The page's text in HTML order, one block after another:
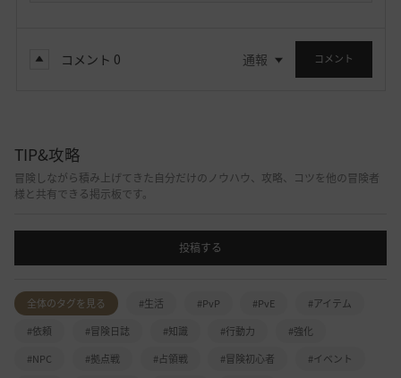
コメント 0 通報 コメント
TIP&攻略
冒険しながら積み上げてきた自分だけのノウハウ、攻略、コツを他の冒険者
様と共有できる掲示板です。
投稿する
全体のタグを見る #生活 #PvP #PvE
#アイテム
#依頼
#冒険日誌 #知識 #行動力
#強化
#NPC
#拠点戦 #占領戦 #冒険初心者
#イベント